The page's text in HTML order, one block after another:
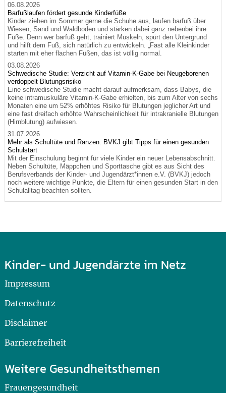
06.08.2026
Barfußlaufen fördert gesunde Kinderfüße
Kinder ziehen im Sommer gerne die Schuhe aus, laufen barfuß über
Wiesen, Sand und Waldboden und stärken dabei ganz nebenbei ihre
Füße. Denn wer barfuß geht, trainiert Muskeln, spürt den Untergrund
und hilft dem Fuß, sich natürlich zu entwickeln. „Fast alle Kleinkinder
starten mit eher flachen Füßen, das ist völlig normal.
03.08.2026
Schwedische Studie: Verzicht auf Vitamin-K-Gabe bei Neugeborenen
verdoppelt Blutungsrisiko
Eine schwedische Studie macht darauf aufmerksam, dass Babys, die
keine intramuskuläre Vitamin-K-Gabe erhielten, bis zum Alter von sechs
Monaten eine um 52% erhöhtes Risiko für Blutungen jeglicher Art und
eine fast dreifach erhöhte Wahrscheinlichkeit für intrakranielle Blutungen
(Hirnblutung) aufwiesen.
31.07.2026
Mehr als Schultüte und Ranzen: BVKJ gibt Tipps für einen gesunden
Schulstart
Mit der Einschulung beginnt für viele Kinder ein neuer Lebensabschnitt.
Neben Schultüte, Mäppchen und Sporttasche gibt es aus Sicht des
Berufsverbands der Kinder- und Jugendärzt*innen e.V. (BVKJ) jedoch
noch weitere wichtige Punkte, die Eltern für einen gesunden Start in den
Schulalltag beachten sollten.
Kinder- und Jugendärzte im Netz
Impressum
Datenschutz
Disclaimer
Barrierefreiheit
Weitere Gesundheitsthemen
Frauengesundheit